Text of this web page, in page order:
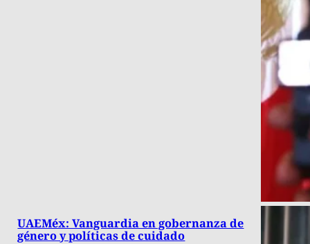
UAEMéx: Vanguardia en gobernanza de
género y políticas de cuidado